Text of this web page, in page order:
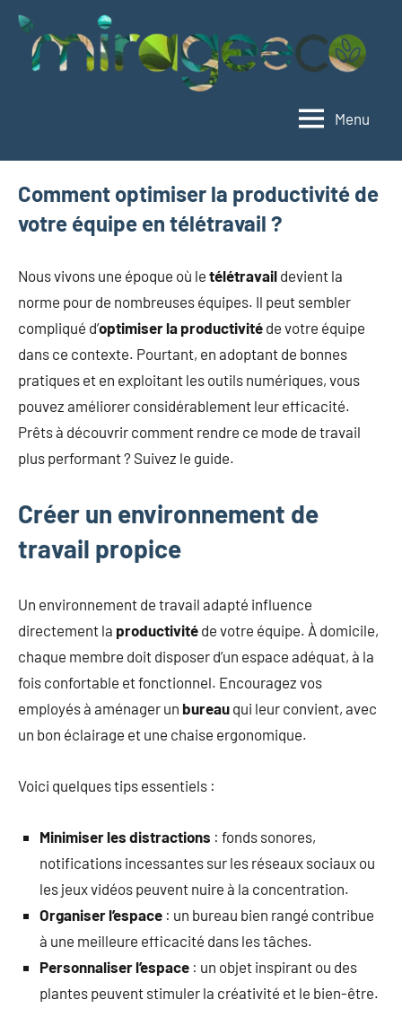
Aller
contenu
mieux
Menu
Comment optimiser la productivité de
votre équipe en télétravail ?
Nous vivons une époque où le télétravail devient la
norme pour de nombreuses équipes. Il peut sembler
compliqué d’optimiser la productivité de votre équipe
dans ce contexte. Pourtant, en adoptant de bonnes
pratiques et en exploitant les outils numériques, vous
pouvez améliorer considérablement leur efficacité.
Prêts à découvrir comment rendre ce mode de travail
plus performant ? Suivez le guide.
Créer un environnement de
travail propice
Un environnement de travail adapté influence
directement la productivité de votre équipe. À domicile,
chaque membre doit disposer d’un espace adéquat, à la
fois confortable et fonctionnel. Encouragez vos
employés à aménager un bureau qui leur convient, avec
un bon éclairage et une chaise ergonomique.
Voici quelques tips essentiels :
Minimiser les distractions : fonds sonores,
notifications incessantes sur les réseaux sociaux ou
les jeux vidéos peuvent nuire à la concentration.
Organiser l’espace : un bureau bien rangé contribue
à une meilleure efficacité dans les tâches.
Personnaliser l’espace : un objet inspirant ou des
plantes peuvent stimuler la créativité et le bien-être.